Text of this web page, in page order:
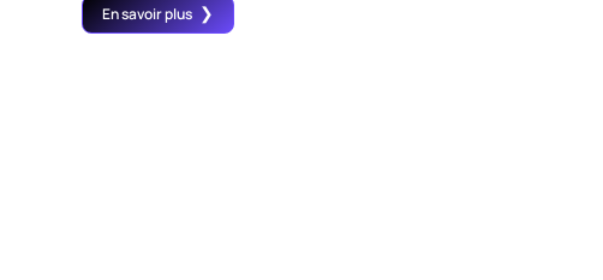
En savoir plus